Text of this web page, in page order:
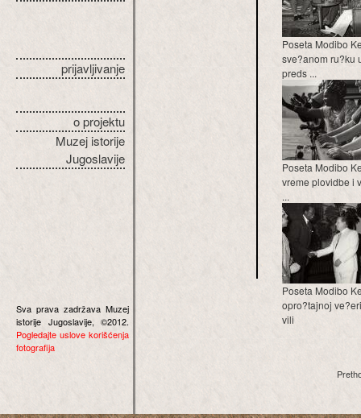
prijavljivanje
o projektu
Muzej istorije
Jugoslavije
Sva prava zadržava Muzej
istorije Jugoslavije, ©2012.
Pogledajte uslove korišćenja
fotografija
Poseta Modibo
sve?anom ru?ku
preds ...
Poseta Modibo
vreme plovidbe i
...
Poseta Modibo
opro?tajnoj
vili